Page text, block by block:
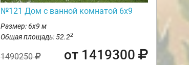
№121 Дом с ванной комнатой 6х9
Размер: 6х9 м
Общая площадь: 52.22
1490250 от 1419300